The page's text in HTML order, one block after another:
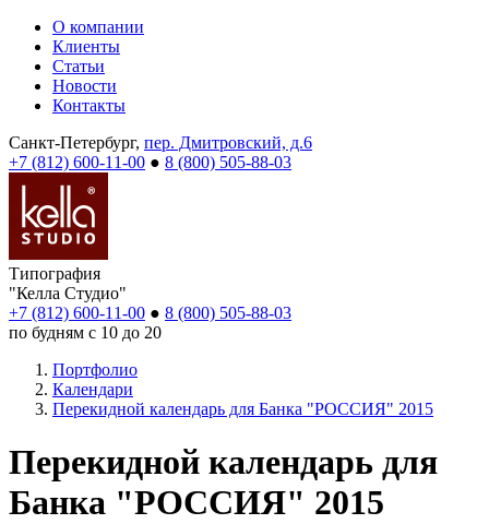
О компании
Клиенты
Статьи
Новости
Контакты
Санкт-Петербург, пер. Дмитровский, д.6
+7 (812) 600-11-00 ● 8 (800) 505-88-03
Типография
"Келла Студио"
+7 (812) 600-11-00 ● 8 (800) 505-88-03
по будням с 10 до 20
Портфолио
Календари
Перекидной календарь для Банка "РОССИЯ" 2015
Перекидной календарь для
Банка "РОССИЯ" 2015